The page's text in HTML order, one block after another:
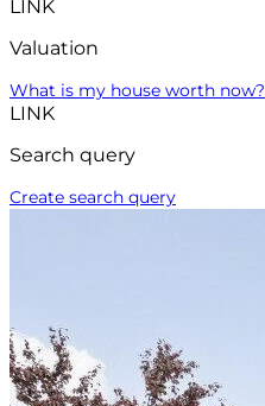
LINK
Valuation
What is my house worth now?
LINK
Search query
Create search query